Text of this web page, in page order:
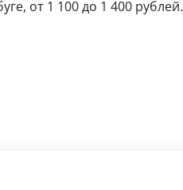
от 1 100 до 1 400 рублей.